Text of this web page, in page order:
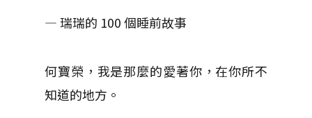
— 瑞瑞的 100 個睡前故事
何寶榮，我是那麼的愛著你，在你所不
知道的地方。